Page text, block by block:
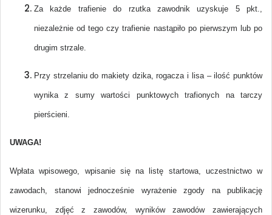
Za każde trafienie do rzutka zawodnik uzyskuje 5 pkt.,
niezależnie od tego czy trafienie nastąpiło po pierwszym lub po
drugim strzale.
Przy strzelaniu do makiety dzika, rogacza i lisa – ilość punktów
wynika z sumy wartości punktowych trafionych na tarczy
pierścieni.
UWAGA!
Wpłata wpisowego, wpisanie się na listę startowa, uczestnictwo w
zawodach, stanowi jednocześnie wyrażenie zgody na publikację
wizerunku, zdjęć z zawodów, wyników zawodów zawierających